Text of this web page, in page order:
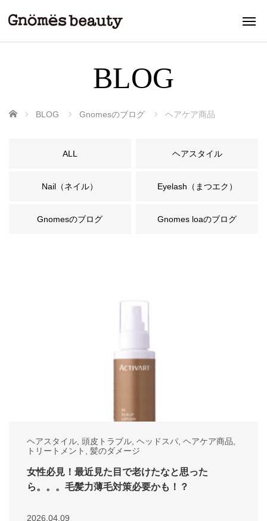
BLOG
ホーム BLOG Gnomesのブログ ヘアケア商品
ALL ヘアスタイル
Nail（ネイル） Eyelash（まつエク）
Gnomesのブログ Gnomes loaのブログ
ヘアスタイル 頭皮トラブル ヘッドスパ ヘアケア商品
トリートメント
髪のダメージ
女性必見！最近見た目で老けたなと思った
ら。。。毛髪力薄毛対策必要かも！？
2026.04.09